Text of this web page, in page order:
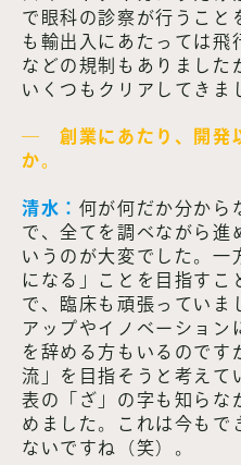
で眼科の診察が行うこと
も輸出入にあたっては飛
などの規制もありました
いくつもクリアしてきま
― 創業にあたり、開発
か。
清水： 何が何だか分から
で、全てを調べながら進
いうのが大変でした。一
になる」ことを目指すこ
で、臨床も頑張っていま
アップやイノベーション
を辞める方もいるのです
流」を目指そうと考えて
表の「ざ」の字も知らな
めました。これは今もで
ないですね（笑）。